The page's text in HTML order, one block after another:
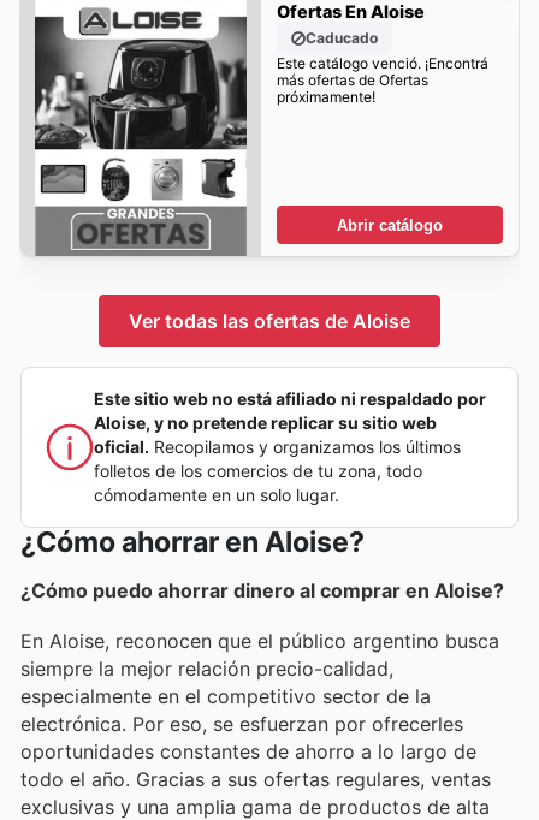
Ofertas En Aloise
Caducado
Este catálogo venció. ¡Encontrá
más ofertas de Ofertas
próximamente!
Abrir catálogo
Ver todas las ofertas de Aloise
Este sitio web no está afiliado ni respaldado por
Aloise, y no pretende replicar su sitio web
oficial. Recopilamos y organizamos los últimos
folletos de los comercios de tu zona, todo
cómodamente en un solo lugar.
¿Cómo ahorrar en Aloise?
¿Cómo puedo ahorrar dinero al comprar en Aloise?
En Aloise, reconocen que el público argentino busca
siempre la mejor relación precio-calidad,
especialmente en el competitivo sector de la
electrónica. Por eso, se esfuerzan por ofrecerles
oportunidades constantes de ahorro a lo largo de
todo el año. Gracias a sus ofertas regulares, ventas
exclusivas y una amplia gama de productos de alta